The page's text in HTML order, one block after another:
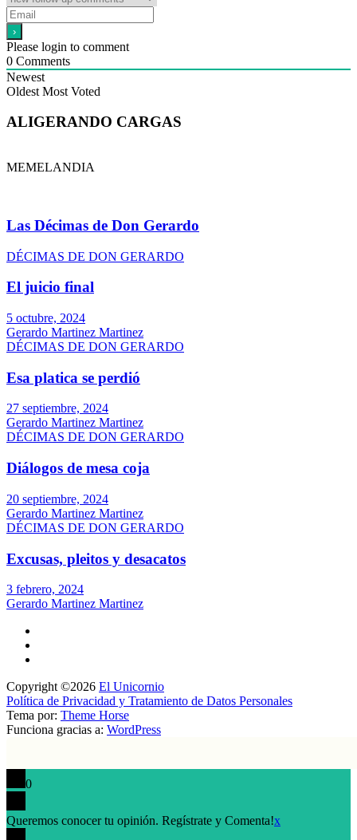
Please login to comment
0 Comments
Newest
Oldest Most Voted
ALIGERANDO CARGAS
MEMELANDIA
Las Décimas de Don Gerardo
DÉCIMAS DE DON GERARDO
El juicio final
5 octubre, 2024
Gerardo Martinez Martinez
DÉCIMAS DE DON GERARDO
Esa platica se perdió
27 septiembre, 2024
Gerardo Martinez Martinez
DÉCIMAS DE DON GERARDO
Diálogos de mesa coja
20 septiembre, 2024
Gerardo Martinez Martinez
DÉCIMAS DE DON GERARDO
Excusas, pleitos y desacatos
3 febrero, 2024
Gerardo Martinez Martinez
Copyright ©2026 El Unicornio
Política de Privacidad y Tratamiento de Datos Personales
Tema por: Theme Horse
Funciona gracias a: WordPress
0
Queremos conocer tu opinión. Regístrate y Comenta!x